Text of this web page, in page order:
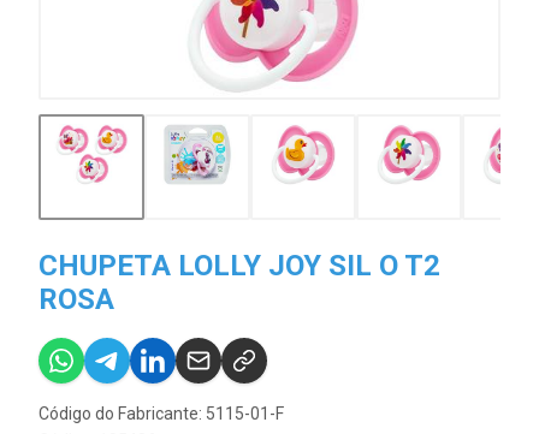
CHUPETA LOLLY JOY SIL O T2
ROSA
Código do Fabricante: 5115-01-F